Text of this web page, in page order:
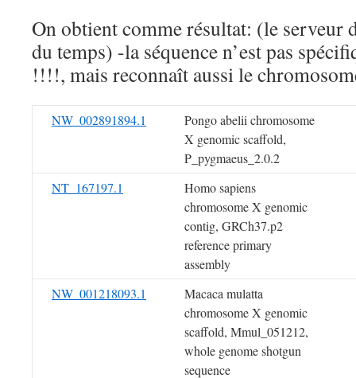
On obtient comme résultat: (le serveur
du temps) -la séquence n’est pas
!!!!, mais reconnaît aussi le
NW_002891894.1
Pongo abelii chromosome
X genomic scaffold,
P_pygmaeus_2.0.2
NT_167197.1
Homo sapiens
chromosome X genomic
contig, GRCh37.p2
reference primary
assembly
NW_001218093.1
Macaca mulatta
chromosome X genomic
scaffold, Mmul_051212,
whole genome shotgun
sequence